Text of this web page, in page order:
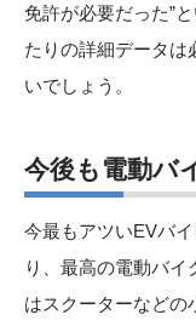
免許が必要だった”
たりの詳細データは
いでしょう。
今後も電動バ
今最もアツいEVバ
り、最高の電動バ
はスクーターなどの